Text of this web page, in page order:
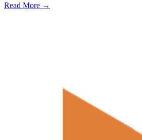
Read More →